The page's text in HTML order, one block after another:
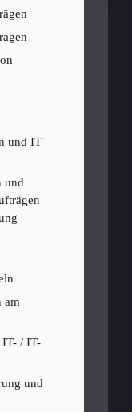
und IT
und
am
IT- / IT-
und